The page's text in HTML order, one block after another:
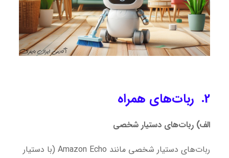
2. ربات‌های همراه
الف) ربات‌های دستیار شخصی
ربات‌های دستیار شخصی مانند Amazon Echo (با دستیار